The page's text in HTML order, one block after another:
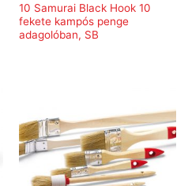
10 Samurai Black Hook 10
fekete kampós penge
adagolóban, SB